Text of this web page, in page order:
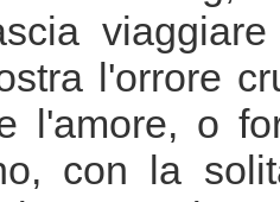
l'orrore
l'amore, o
con la